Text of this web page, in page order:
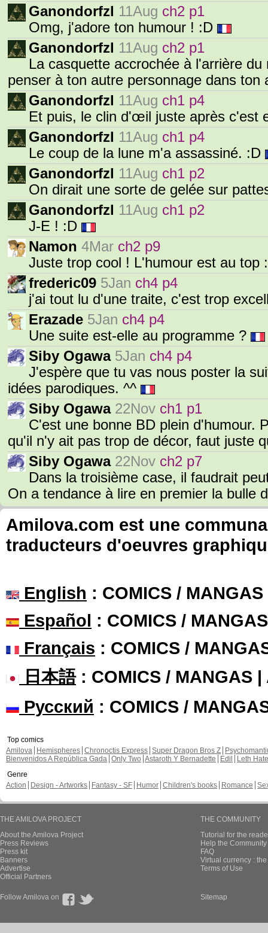
Ganondorfzl 11Aug ch2 p1
Omg, j'adore ton humour ! :D
Ganondorfzl 11Aug ch2 p1
La casquette accrochée à l'arrière
penser à ton autre personnage dans
Ganondorfzl 11Aug ch1 p4
Et puis, le clin d'œil juste après c'est
Ganondorfzl 11Aug ch1 p4
Le coup de la lune m'a assassiné. :D
Ganondorfzl 11Aug ch1 p2
On dirait une sorte de gelée sur
Ganondorfzl 11Aug ch1 p2
J-E ! :D
Namon 4Mar ch2 p9
Juste trop cool ! L'humour est au top
frederic09 5Jan ch4 p4
j'ai tout lu d'une traite, c'est trop
Erazade 5Jan ch4 p4
Une suite est-elle au programme ?
Siby Ogawa 5Jan ch4 p4
J'espère que tu vas nous poster la
idées parodiques. ^^
Siby Ogawa 22Nov ch1 p1
C'est une bonne BD plein d'humour.
qu'il n'y ait pas trop de décor, faut juste
Siby Ogawa 22Nov ch2 p7
Dans la troisième case, il faudrait
On a tendance à lire en premier la bulle
Amilova.com est une
traducteurs d'oeuvres
English : COMICS /
Español : COMICS /
Français : COMICS /
日本語: COMICS / MANGAS |
Русский : COMICS /
Top comics
Amilova
Hemispheres Chronoctis Express Super Dragon Bros Z
Bienvenidos A República Gada Only Two Astaroth Y Bernadette Edil
Leth Hate
Genre
Action
Design - Artworks Fantasy - SF Humor Children's books Romance
THE AMILOVA PROJECT
About the Amilova Project
Press Reviews
Press kit
Banners
Advertise
Official Partners
THE COMMUNITY
Tutorial for the
Help the
FAQ
Virtual currency :
Terms of Use
Follow Amilova on Sitemap